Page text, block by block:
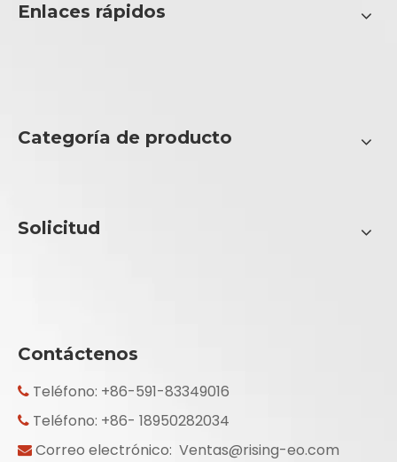
Enlaces rápidos
Categoría de producto
Solicitud
Contáctenos
 Teléfono: +86-591-83349016
 Teléfono: +86- 18950282034
 Correo electrónico: Ventas@rising-eo.com